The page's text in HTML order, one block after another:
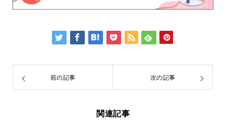
前の記事 次の記事
関連記事